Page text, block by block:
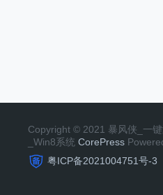
Copyright © 2021 暴风侠_一
_Win8系统 CorePress
粤ICP备2021004751号-3